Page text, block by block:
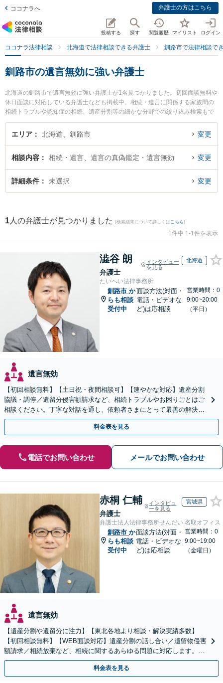
ココナラへ 弁護士の方はこちら
投稿する 探す 閲覧履歴 マイリスト ログイン
ココナラ法律相談 北海道で法律相談できる弁護士 釧路市で法律相談で
釧路市の遺言無効に強い弁護士
北海道の釧路市で遺言無効に強い弁護士が1名見つかりました。初回面談無料や
休日面談に対応している弁護士なども掲載中。相続・遺言に関係する家族間の
相続トラブルや認知症の相続、遺産分割等の細かな分野での絞り込み検索もで
き便利です。特にエクエス法律事務所の植田 恭介弁護士のプロフィール情報や
弁護士費用、強みなどが注目されています。『釧路市で土日や夜間に発生した
相談できる釧路市内の弁護士に相談予約したい』などでお困りの相談者さんに
おすすめです。
エリア 北海道、釧路市 変更
相談内容 相続・遺言、遺言の真偽鑑定・遺言無効 変更
詳細条件 未選択 変更
1 人の弁護士が見つかりました (検索結果について詳しくは こちら)
1件中 1-1件を表示
澁谷 朗
弁護士
インタビュー
を見る
北海道
たいへい法律事務所
釧路市 か
らも相談
受付中
面談方法(対面・
電話・ビデオな
ど)は応相談
営業時間：0
9:00~20:00
（平日）
遺言無効
【初回相談無料】【土日祝・夜間相談可】【速やかな対応】遺産分割
協議・調停／遺留分侵害額請求など、相続トラブルやお困りごとはご
相談ください。丁寧な対話を通し、依頼者さまにとって最善の解決を
目指します。
料金表を見る
電話でお問い合わせ メールでお問い合わせ
赤桐 仁輔
弁護士
インタビュ
ーを見る
宮城県
弁護士法人法律事務所せんだい 名取オフィス
釧路市 か
らも相談
受付中
面談方法(対面・
電話・ビデオな
ど)は応相談
営業時間：0
9:00~19:00
（金曜日）
遺言無効
【遺産分割や遺留分に注力】【東北各地より相談・解決実績多数】
【初回相談無料】【WEB面談対応】遺産分割の話し合い／遺留物侵害
額請求／相続放棄など、相続に関するあらゆる問題に対応します。ご
事情やご意向を丁寧にお聞きし、有利な解決を目指します
料金表を見る